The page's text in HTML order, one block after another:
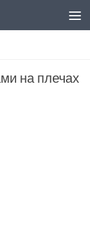
на плечах